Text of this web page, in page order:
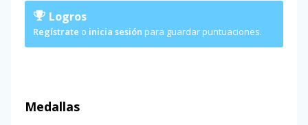
Logros
Regístrate o inicia sesión para guardar puntuaciones.
Medallas